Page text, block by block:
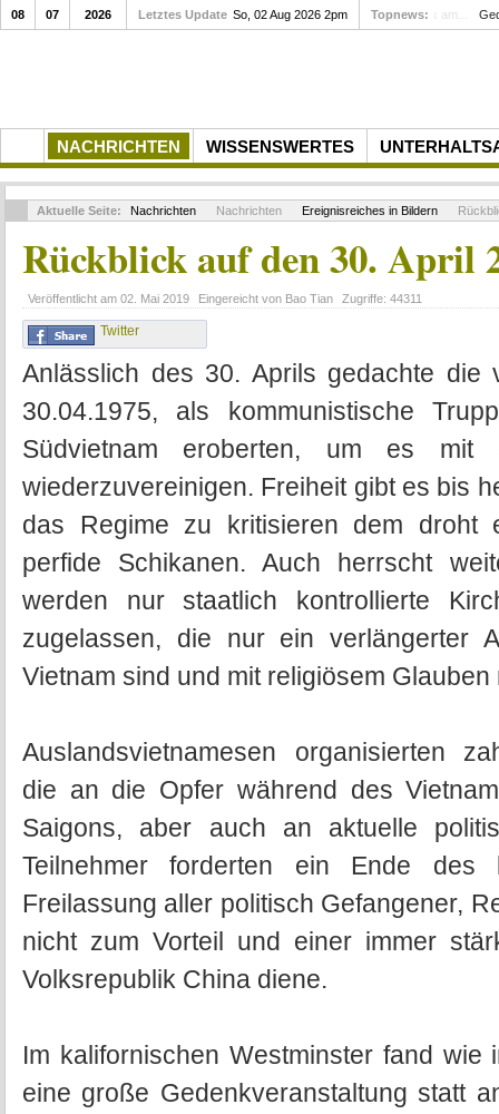
NACHRICHTEN WISSENSWERTES
08 07 2026 Letztes Update So, 02 Aug 2026 2pm Topnews:
Aktuelle Seite: Nachrichten Nachrichten Ereignisreiches in Bildern
Rückblick auf den 30. April
Veröffentlicht am 02. Mai 2019 Eingereicht von Bao Tian Zugriffe: 44311
Twitter
Anlässlich des 30. Aprils gedachte die
30.04.1975, als kommunistische
Südvietnam eroberten, um es mit
wiederzuvereinigen. Freiheit gibt es bis
das Regime zu kritisieren dem droht
perfide Schikanen. Auch herrscht
werden nur staatlich kontrollierte
zugelassen, die nur ein verlängerter
Vietnam sind und mit religiösem
Auslandsvietnamesen organisierten
die an die Opfer während des
Saigons, aber auch an aktuelle
Teilnehmer forderten ein Ende des
Freilassung aller politisch Gefangener,
nicht zum Vorteil und einer immer
Volksrepublik China diene.
Im kalifornischen Westminster fand wie
eine große Gedenkveranstaltung statt